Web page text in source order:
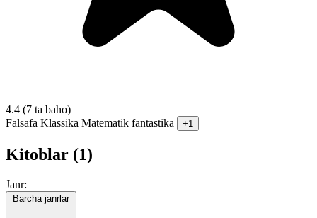
4.4 (7 ta baho)
Falsafa Klassika Matematik fantastika +1
Kitoblar (1)
Janr:
Barcha janrlar